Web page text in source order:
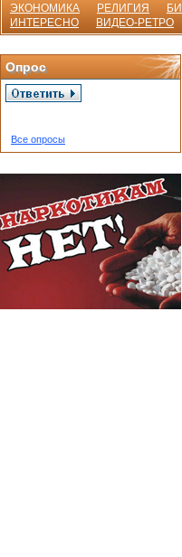
ЭКОНОМИКА
РЕЛИГИЯ
ИНТЕРЕСНО
ВИДЕО-РЕТРО
Опрос
Все опросы